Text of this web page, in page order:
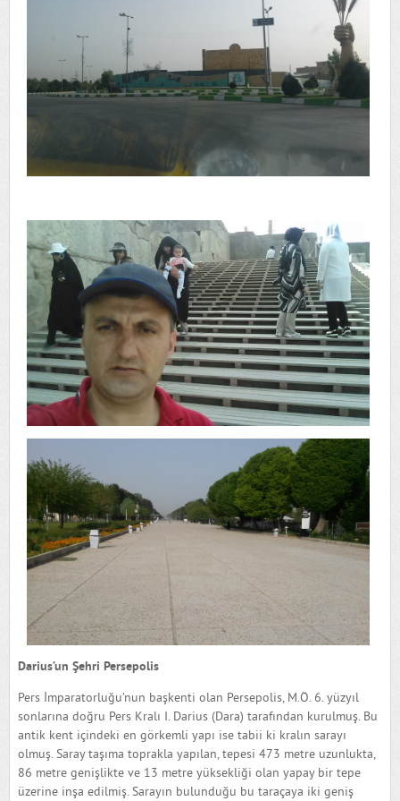
Darius’un Şehri Persepolis
Pers İmparatorluğu’nun başkenti olan Persepolis, M.Ö. 6. yüzyıl
sonlarına doğru Pers Kralı I. Darius (Dara) tarafından kurulmuş. Bu
antik kent içindeki en görkemli yapı ise tabii ki kralın sarayı
olmuş. Saray taşıma toprakla yapılan, tepesi 473 metre uzunlukta,
86 metre genişlikte ve 13 metre yüksekliği olan yapay bir tepe
üzerine inşa edilmiş. Sarayın bulunduğu bu taraçaya iki geniş